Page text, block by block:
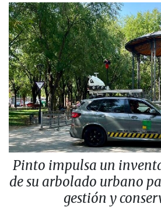
Pinto impulsa un
de su arbolado urbano
gestión y